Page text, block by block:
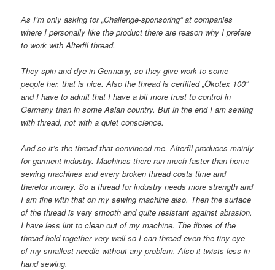
As I’m only asking for „Challenge-sponsoring“ at companies
where I personally like the product there are reason why I prefere
to work with Alterfil thread.
They spin and dye in Germany, so they give work to some
people her, that is nice. Also the thread is certified „Ökotex 100“
and I have to admit that I have a bit more trust to control in
Germany than in some Asian country. But in the end I am sewing
with thread, not with a quiet conscience.
And so it’s the thread that convinced me. Alterfil produces mainly
for garment industry. Machines there run much faster than home
sewing machines and every broken thread costs time and
therefor money. So a thread for industry needs more strength and
I am fine with that on my sewing machine also. Then the surface
of the thread is very smooth and quite resistant against abrasion.
I have less lint to clean out of my machine. The fibres of the
thread hold together very well so I can thread even the tiny eye
of my smallest needle without any problem. Also it twists less in
hand sewing.